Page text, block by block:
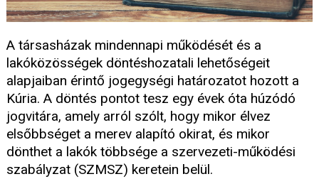
A társasházak mindennapi működését és a
lakóközösségek döntéshozatali lehetőségeit
alapjaiban érintő jogegységi határozatot hozott a
Kúria. A döntés pontot tesz egy évek óta húzódó
jogvitára, amely arról szólt, hogy mikor élvez
elsőbbséget a merev alapító okirat, és mikor
dönthet a lakók többsége a szervezeti-működési
szabályzat (SZMSZ) keretein belül.